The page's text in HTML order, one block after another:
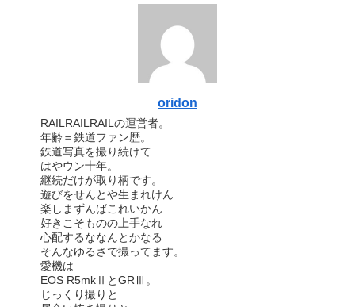
oridon
RAILRAILRAILの運営者。
年齢＝鉄道ファン歴。
鉄道写真を撮り続けて
はやウン十年。
継続だけが取り柄です。
遊びをせんとや生まれけん
楽しまずんばこれいかん
好きこそものの上手なれ
心配するななんとかなる
そんなゆるさで撮ってます。
愛機は
EOS R5mkⅡとGRⅢ。
じっくり撮りと